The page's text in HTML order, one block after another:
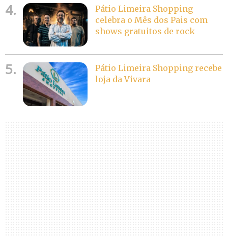
4.
Pátio Limeira Shopping
celebra o Mês dos Pais com
shows gratuitos de rock
5.
Pátio Limeira Shopping recebe
loja da Vivara